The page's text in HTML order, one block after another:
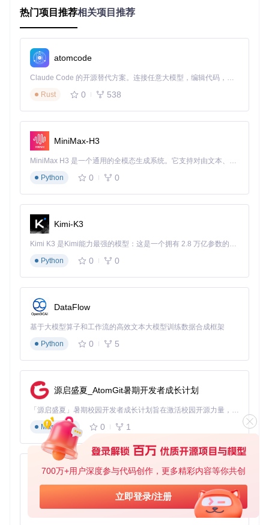
700万+用户深度参与代码创作，更多精彩内容等你共创
立即登录/注册
职业三维搭配表
死灵
法师
召唤生物作
骷髅召唤+支配骷髅
塔格奥套
击
封装甲
装
野蛮
近战物理输
狂乱+旋风+战斗指
陷阱与武学
闪电陷阱+影子大师
娜塔亚套
将赫拉迪姆方块视为"资源转化器"，通过它你可以实现：
符文升级：低级符文合成高级符文
装备升级：普通装备升级为扩展级、精英级
宝石合成：低级宝石合成高级宝石
技能等级树
以法师为例，技能等级树展示了从基础技能到终极技能的升级
路径，帮助你更合理地分配技能点，打造最强Build。随着等级
通过这款游戏存档修改工具，你可以彻底摆脱游戏中的各种限
制，尽情享受定制化游戏体验带来的乐趣。无论是新手还是资
深玩家，都能从中找到属于自己的游戏方式，让每一次游戏都
充满新鲜感和挑战。现在就开始你的定制之旅吧！
d2s-editor 下载源代码
项目地址：
https://gitcode.com/gh_mirrors/d2/d2s-
editor
热门项目推荐相关项目推荐
atomcode
Claude Code 的开源替代方案。连接任意大模型，编辑代码，运行命令，自动验证 — 全自动执行。用 Rust 构建，极致性能。 ｜ An open-source alternative to Claude Code. Connect any LLM, edit code, run commands, and verify changes — autonomously. Built in Rust for speed. Get Started
Rust
0 538
MiniMax-H3
MiniMax H3 是一个通用的全模态生成系统。它支持对由文本、图像、视频和音频组成的多模态上下文进行统一理解，并能生成分辨率高达 2K、时长可达 15 秒的带原生立体声音频的视频。得益于面向任务泛化的系统设计，H3 在预训练阶段就已具备广泛的多模态上下文理解与生成能力，能够出色地执行复杂的多模态指令。
Python
0 0
Kimi-K3
Kimi K3 是Kimi能力最强的模型：这是一个拥有 2.8 万亿参数的混合专家（MoE）模型，具备原生视觉理解能力，并支持 100 万 token 的上下文窗口。
Python
0 0
DataFlow
基于大模型算子和工作流的高效文本大模型训练数据合成框架
Python
0 5
源启盛夏_AtomGit暑期开发者成长计划
「源启盛夏」暑期校园开发者成长计划旨在激活校园开源力量，通过积分激励、认证扶持、资源倾斜等形式，引导高校组织和开发者完成「入驻 — 建项目 — 做贡献 — 获认证 — 得资源」的完整闭环。无论你是想带领社团入驻平台的组织者，还是希望用代码贡献证明自己的开发者，都能在这里找到属于你的成长路径。
Markdown
0 1
py-xiaozhi
基于Python的Xiaozhi AI，适用于想要完整Xiaozhi体验而无需拥有专用硬件的用户。
Python
0 1